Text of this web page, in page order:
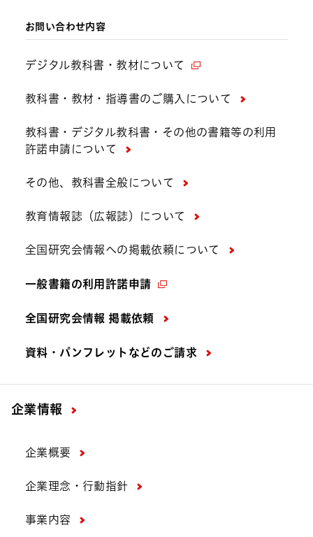
お問い合わせ内容
デジタル教科書・教材について
教科書・教材・指導書のご購入について
教科書・デジタル教科書・その他の書籍等の利用
許諾申請について
その他、教科書全般について
教育情報誌（広報誌）について
全国研究会情報への掲載依頼について
一般書籍の利用許諾申請
全国研究会情報 掲載依頼
資料・パンフレットなどの ご請求
企業情報
企業概要
企業理念・行動指針
事業内容